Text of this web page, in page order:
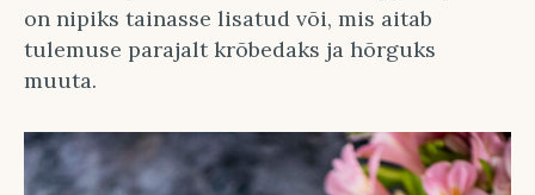
on nipiks tainasse lisatud või, mis aitab
tulemuse parajalt krõbedaks ja hõrguks
muuta.